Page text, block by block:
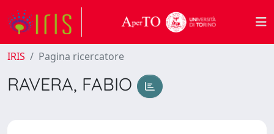
IRIS Pagina ricercatore
RAVERA, FABIO